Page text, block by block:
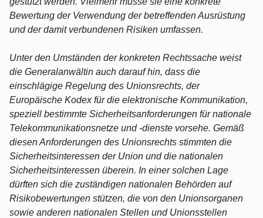
Bewertung der Verwendung der betreffenden Ausrüstung
und der damit verbundenen Risiken umfassen.
Unter den Umständen der konkreten Rechtssache weist
die Generalanwältin auch darauf hin, dass die
einschlägige Regelung des Unionsrechts, der
Europäische Kodex für die elektronische Kommunikation,
speziell bestimmte Sicherheitsanforderungen für nationale
Telekommunikationsnetze und -dienste vorsehe. Gemäß
diesen Anforderungen des Unionsrechts stimmten die
Sicherheitsinteressen der Union und die nationalen
Sicherheitsinteressen überein. In einer solchen Lage
dürften sich die zuständigen nationalen Behörden auf
Risikobewertungen stützen, die von den Unionsorganen
sowie anderen nationalen Stellen und Unionsstellen